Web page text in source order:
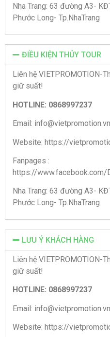
Nha Trang: 63 đường A3-
Phước Long- Tp.NhaTrang
ĐIỀU KIỆN THỦY TOUR
Liên hệ VIETPROMOTION-
giữ suất!
HOTLINE: 0868997237
Email: info@vietpromotion.vn
Website: https://
Fanpages :
https://www.facebook.com/
Nha Trang: 63 đường A3-
Phước Long- Tp.NhaTrang
LƯU Ý KHÁCH HÀNG
Liên hệ VIETPROMOTION-
giữ suất!
HOTLINE: 0868997237
Email: info@vietpromotion.vn
Website: https://